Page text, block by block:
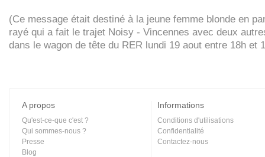
(Ce message était destiné à la jeune femme blonde en
rayé qui a fait le trajet Noisy - Vincennes avec deux
dans le wagon de tête du RER lundi 19 aout entre 18h et
A propos
Qu'est-ce-que c'est ?
Qui sommes-nous ?
Presse
Blog
Informations
Conditions d'utilisations
Confidentialité
Contactez-nous